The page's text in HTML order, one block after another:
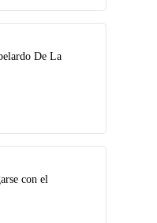
De La
con el